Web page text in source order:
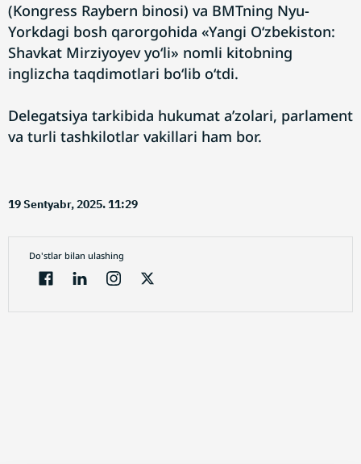
(Kongress Raybern binosi) va BMTning Nyu-
Yorkdagi bosh qarorgohida «Yangi O‘zbekiston:
Shavkat Mirziyoyev yo‘li» nomli kitobning
inglizcha taqdimotlari bo‘lib o‘tdi.
Delegatsiya tarkibida hukumat a’zolari, parlament
va turli tashkilotlar vakillari ham bor.
19 Sentyabr, 2025. 11:29
Do'stlar bilan ulashing